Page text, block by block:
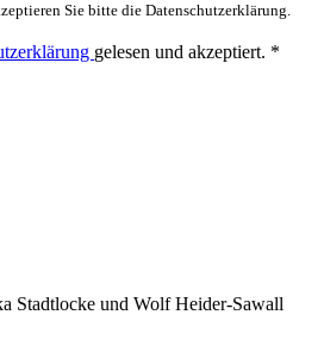
Sie bitte die Datenschutzerklärung.
gelesen und akzeptiert. *